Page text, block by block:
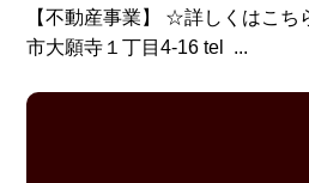
【不動産事業】 ☆詳しくはこ
市大願寺１丁目4-16 tel ...